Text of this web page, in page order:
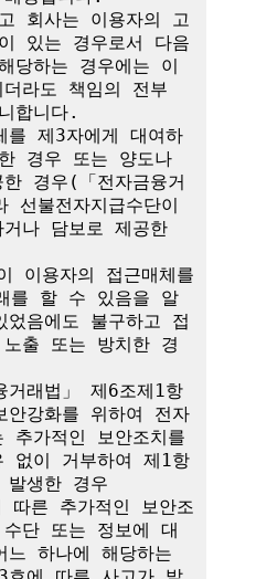
회사는 이용자의 고
있는 경우로서 다음
당하는 경우에는 이
라도 책임의 전부
합니다.
제3자에게 대여하
경우 또는 양도나
경우(「전자금융거
선불전자지급수단이
나 담보로 제공한
이용자의 접근매체를
를 할 수 있음을 알
음에도 불구하고 접
노출 또는 방치한 경
래법」 제6조제1항
강화를 위하여 전자
추가적인 보안조치를
없이 거부하여 제1항
생한 경우
른 추가적인 보안조
수단 또는 정보에 대
하나에 해당하는